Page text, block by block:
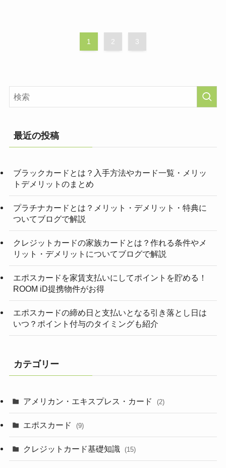
1 2 3
最近の投稿
ブラックカードとは？入手方法やカード一覧・メリッ
トデメリットのまとめ
プラチナカードとは？メリット・デメリット・特典に
ついてブログで解説
クレジットカードの家族カードとは？作れる条件やメ
リット・デメリットについてブログで解説
エポスカードを家賃支払いにしてポイントを貯める！
ROOM iD提携物件がお得
エポスカードの締め日と支払いとなる引き落とし日は
いつ？ポイント付与のタイミングも紹介
カテゴリー
アメリカン・エキスプレス・カード (2)
エポスカード (9)
クレジットカード基礎知識 (15)